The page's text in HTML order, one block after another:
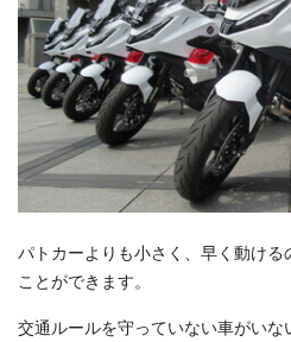
パトカーよりも小さく、早く動ける
ことができます。
交通ルールを守っていない車がいな